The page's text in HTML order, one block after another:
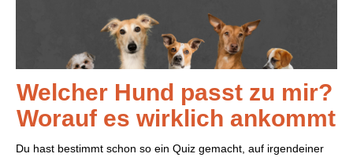
Welcher Hund passt zu mir?
Worauf es wirklich ankommt
Du hast bestimmt schon so ein Quiz gemacht, auf irgendeiner